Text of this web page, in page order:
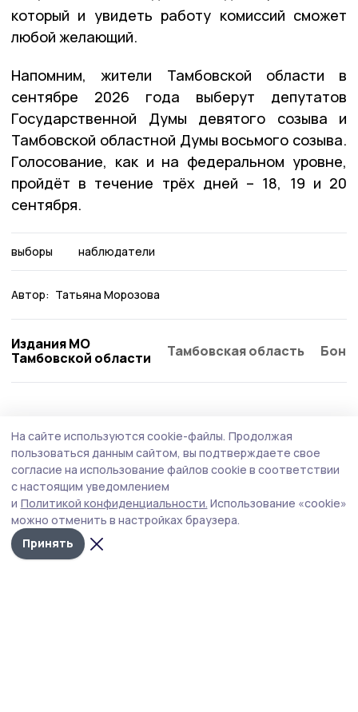
который и увидеть работу комиссий сможет
любой желающий.
Напомним, жители Тамбовской области в
сентябре 2026 года выберут депутатов
Государственной Думы девятого созыва и
Тамбовской областной Думы восьмого созыва.
Голосование, как и на федеральном уровне,
пройдёт в течение трёх дней – 18, 19 и 20
сентября.
выборы наблюдатели
Автор: Татьяна Морозова
Издания МО
Тамбовской области
Тамбовская область
Лучшим карьерным консультантом стала
сотрудница Знаменского кадрового
центра
В регионе подвели итоги ежегодного конкурса
профессионального мастерства «Работа России»
среди центров занятости населения и их сотрудников.
На сайте используются cookie-файлы. Продолжая
пользоваться данным сайтом, вы подтверждаете свое
согласие на использование файлов cookie в соответствии
с настоящим уведомлением
и Политикой конфиденциальности. Использование «cookie»
можно отменить в настройках браузера.
Принять